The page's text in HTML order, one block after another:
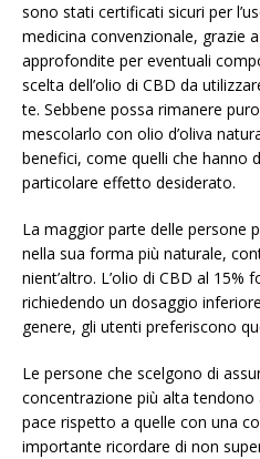
sono stati certificati sicuri per
medicina convenzionale, grazie
approfondite per eventuali
scelta dell’olio di CBD da
te. Sebbene possa rimanere
mescolarlo con olio d’oliva
benefici, come quelli che hanno
particolare effetto desiderato.
La maggior parte delle persone
nella sua forma più naturale,
nient’altro. L’olio di CBD al
richiedendo un dosaggio
genere, gli utenti preferiscono
Le persone che scelgono di
concentrazione più alta tendono
pace rispetto a quelle con una
importante ricordare di non